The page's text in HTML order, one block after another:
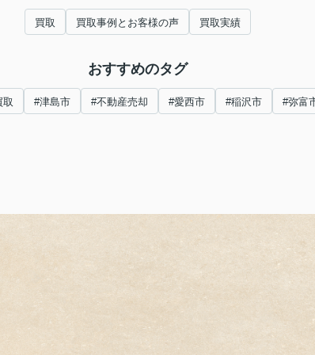
買取 買取事例とお客様の声 買取実績
おすすめのタグ
取 #津島市 #不動産売却 #愛西市 #稲沢市 #弥富